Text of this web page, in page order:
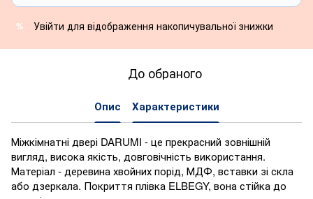
% Увійти для відображення накопичувальної знижки
До обраного
Опис Характеристики
Міжкімнатні двері DARUMI - це прекрасний зовнішній
вигляд, висока якість, довговічність використання.
Матеріал - деревина хвойних порід, МДФ, вставки зі скла
або дзеркала. Покриття плівка ELBEGY, вона стійка до